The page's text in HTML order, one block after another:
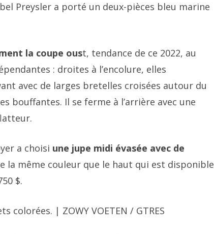
Preysler a porté un deux-pièces bleu marine
la coupe oust, tendance de ce 2022, au
: droites à l’encolure, elles
avec de larges bretelles croisées autour du
bouffantes. Il se ferme à l’arrière avec une
a choisi une jupe midi évasée avec de
la même couleur que le haut qui est disponible
$.
colorées. | ZOWY VOETEN / GTRES